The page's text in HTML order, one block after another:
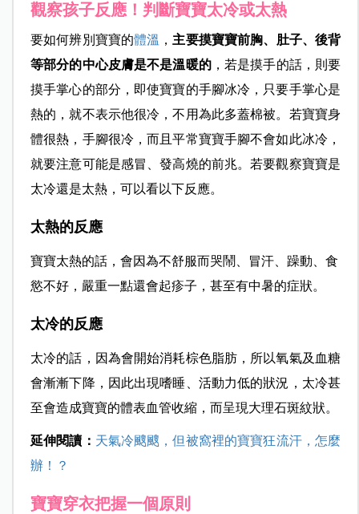
觀察孩子反應！判斷寶寶太冷或太熱
要如何辨別寶寶的體溫 ， 主要摸寶寶前胸、肚子、後背
等部分的中心皮膚是不是溫暖的，若是摸手的話，則要
摸手掌心的部分，即使寶寶的手腳冰冷，只要手掌心是
熱的，就不表示他很冷，不用為此多蓋棉被。若寶寶身
體很熱，手腳很冷，而且平常寶寶手腳不會如此冰冷，
就要注意可能是感冒、發高燒的前兆。若要觀察寶寶是
太冷還是太熱，可以看以下反應。
太熱的反應
寶寶太熱的話，會因為不舒服而哭鬧、冒汗、躁動、食
慾不好，嚴重一點還會起疹子，甚至有中暑的症狀。
太冷的反應
太冷的話，因為會開始消耗棕色脂肪，所以氧氣及血糖
會漸漸下降，因此出現嗜睡、活動力低的狀況，太冷甚
至會造成寶寶的體表血管收縮，而呈現大理石斑紋狀。
延伸閱讀： 天氣冷颼颼，但被窩裡的寶寶狂流汗，怎麼
辦！？
寶寶穿衣把握一個原則